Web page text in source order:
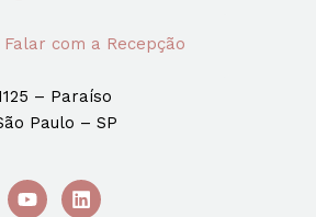
Falar com a Recepção
– Paraíso
Paulo – SP